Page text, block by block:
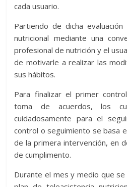
cada usuario.
Partiendo de dicha
nutricional mediante una
profesional de nutrición y el
de motivarle a realizar las
sus hábitos.
Para finalizar el primer
toma de acuerdos, los
cuidadosamente para el
control o seguimiento se basa
de la primera intervención, en
de cumplimento.
Durante el mes y medio que